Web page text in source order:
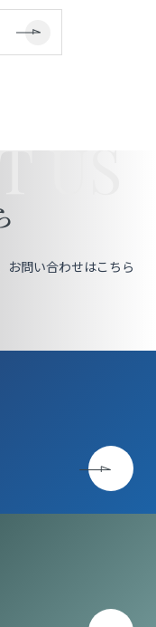
お問い合わせはこちら